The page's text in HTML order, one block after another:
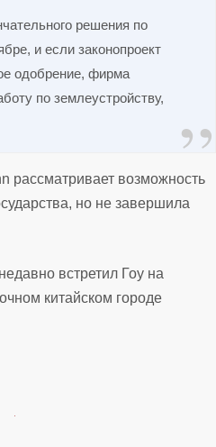
решения по
и если законопроект
одобрение, фирма
по землеустройству,
рассматривает возможность
но не завершила
встретил Гоу на
китайском городе